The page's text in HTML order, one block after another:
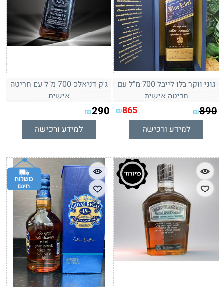
גוני ווקר בלו לייבל 700 מ"ל עם
חריטה אישית
₪890
₪865
למידע ורכישה
ג'ק דניאלס 700 מ"ל עם חריטה
אישית
₪290
למידע ורכישה